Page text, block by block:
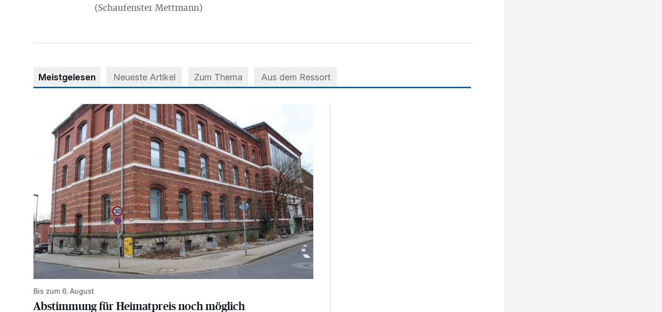
(Schaufenster Mettmann)
Meistgelesen Neueste Artikel Zum Thema Aus dem Ressort
Abstimmung für Heimatpreis noch möglich
Bis zum 6. August
Abstimmung für Heimatpreis noch möglich